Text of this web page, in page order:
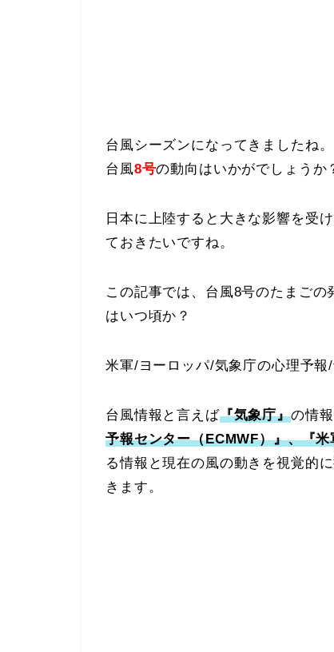
台風シーズンになってきましたね。
台風8号の動向はいかがでしょうか
日本に上陸すると大きな影響を受
ておきたいですね。
この記事では、台風8号のたまご
はいつ頃か？
米軍/ヨーロッパ/気象庁の心理予
台風情報と言えば『気象庁』の情
予報センター（ECMWF）』、『
る情報と現在の風の動きを視覚的
きます。